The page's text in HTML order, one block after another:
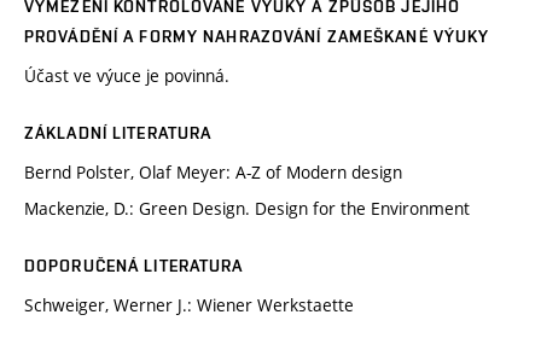
VYMEZENÍ KONTROLOVANÉ VÝUKY A ZPŮSOB JEJÍHO
PROVÁDĚNÍ A FORMY NAHRAZOVÁNÍ ZAMEŠKANÉ VÝUKY
Účast ve výuce je povinná.
ZÁKLADNÍ LITERATURA
Bernd Polster, Olaf Meyer: A-Z of Modern design
Mackenzie, D.: Green Design. Design for the Environment
DOPORUČENÁ LITERATURA
Schweiger, Werner J.: Wiener Werkstaette